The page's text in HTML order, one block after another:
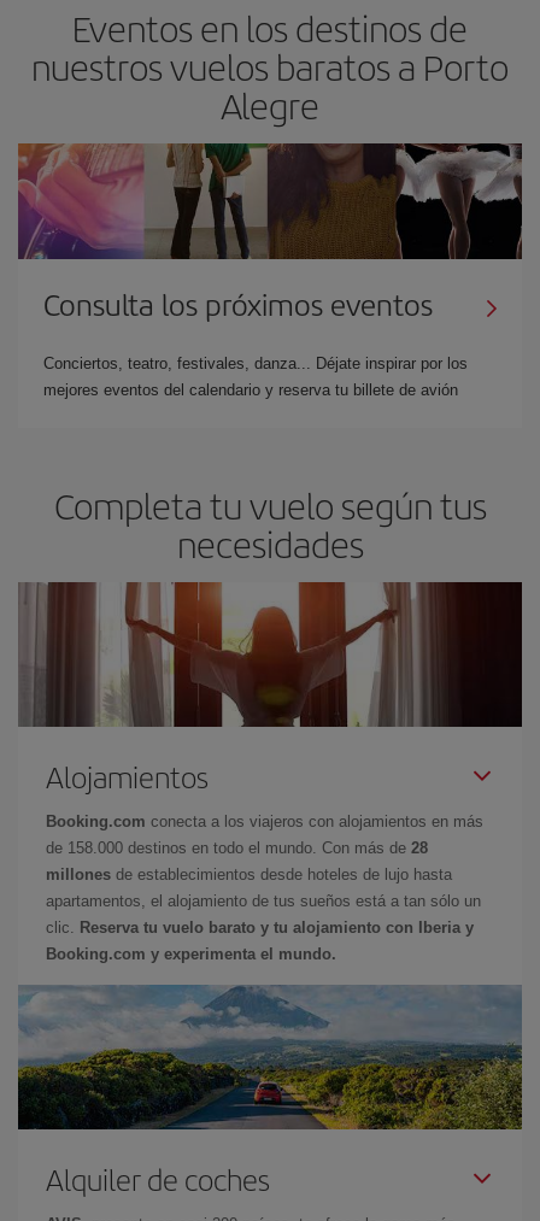
Eventos en los destinos de
nuestros vuelos baratos a Porto
Alegre
Consulta los próximos eventos
Conciertos, teatro, festivales, danza... Déjate inspirar por los
mejores eventos del calendario y reserva tu billete de avión
Completa tu vuelo según tus
necesidades
Alojamientos
Booking.com conecta a los viajeros con alojamientos en más
de 158.000 destinos en todo el mundo. Con más de 28
millones de establecimientos desde hoteles de lujo hasta
apartamentos, el alojamiento de tus sueños está a tan sólo un
clic.
Reserva tu vuelo barato y tu alojamiento con Iberia y
Booking.com y experimenta el mundo.
Alquiler de coches